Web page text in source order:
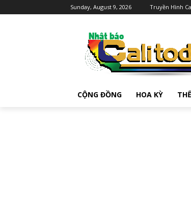
Sunday, August 9, 2026 Truyền Hình
CỘNG ĐỒNG HOA KỲ